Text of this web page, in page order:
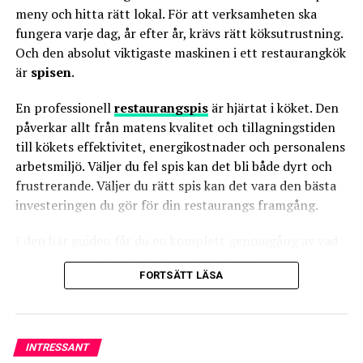
evenemang eller kundflöden.
möblerna, är det viktigt att vara medveten om de
senaste trenderna och hur de kan appliceras på din
restaurang. År 2023 ser vi en ökning av handgjorda och
skräddarsydda lösningar, hållbara materialval och ett
växande intresse för unika och minnesvärda
designelement. Dessa trender reflekterar en rörelse mot
i framkant av dessa trender, kan du skapa en atmosfär
som inte bara är visuellt tilltalande utan också talar till
meny och hitta rätt lokal. För att verksamheten ska
fungera varje dag, år efter år, krävs rätt köksutrustning.
Och den absolut viktigaste maskinen i ett restaurangkök
är spisen.
En professionellrestaurangspisär hjärtat i köket. Den
påverkar allt från matens kvalitet och tillagningstiden
till kökets effektivitet, energikostnader och personalens
arbetsmiljö. Väljer du fel spis kan det bli både dyrt och
frustrerande. Väljer du rätt spis kan det vara den bästa
investeringen du gör för din restaurangs framgång.
du ska tänka på när du ska köpaspis till restaurang
vilka vanliga misstag du bör undvika, och varför det i
tillgång till reservdelar i Sverige. Dessutom förklarar
vi varförFribergs
smartaste valen för professionella kök.
FORTSÄTT LÄSA
INTRESSANT